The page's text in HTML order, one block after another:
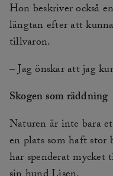
Hon beskriver också
längtan efter att
tillvaron.
– Jag önskar att jag
Skogen som räddning
Naturen är inte bara
en plats som haft stor
har spenderat mycket